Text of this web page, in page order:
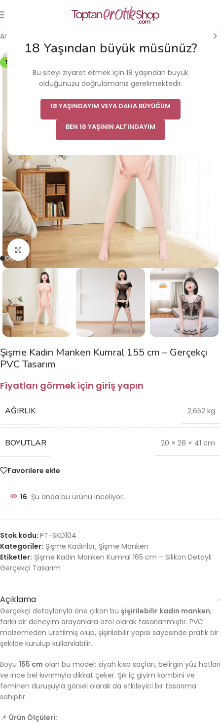
18 Yaşından büyük müsünüz?
Bu siteyi ziyaret etmek için 18 yaşından büyük
olduğunuzu doğrulamanız gerekmektedir.
18 YAŞINDAYIM VEYA DAHA BÜYÜĞÜM
BEN 18 YAŞININ ALTINDAYIM
Ana Sayfa
TÜKENDI
Büyütmek için tıklayın
Şişme Kadın Manken Kumral 155 cm – Gerçekçi
PVC Tasarım
Fiyatları görmek için giriş yapın
AĞIRLIK 2,652 kg
BOYUTLAR 20 × 28 × 41 cm
Favorilere ekle
16 Şu anda bu ürünü inceliyor.
Stok kodu: PT-SKD104
Kategoriler: Şişme Kadınlar, Şişme Manken
Etiketler: Şişme Kadın Manken Kumral 165 cm – Silikon Detaylı
Gerçekçi Tasarım
Açıklama
Gerçekçi detaylarıyla öne çıkan bu şişirilebilir kadın manken,
farklı bir deneyim arayanlara özel olarak tasarlanmıştır. PVC
malzemeden üretilmiş olup, şişirilebilir yapısı sayesinde pratik bir
şekilde kurulup kullanılabilir.
Boyu 155 cm olan bu model; siyah kısa saçları, belirgin yüz hatları
ve ince bel kıvrımıyla dikkat çeker. Şık iç giyim kombini ve
feminen duruşuyla görsel olarak da etkileyici bir tasarıma
sahiptir.
📌 Ürün Ölçüleri: